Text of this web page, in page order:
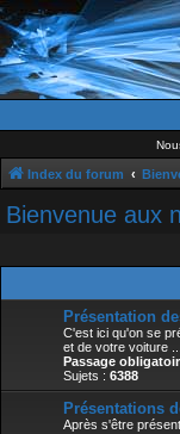
Index du forum
Bienvenue aux
Présentation
C'est ici qu'on se
et de votre voiture ...
Passage
Sujets : 6388
Présentations
Après s'être